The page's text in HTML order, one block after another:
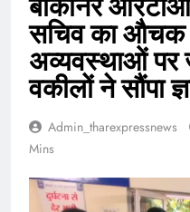
बीकानेर
सचिव का औचक
अव्यवस्थाओं पर
वकीलों ने सौंपा
Admin_tharexpressnews
Mins